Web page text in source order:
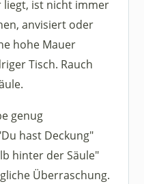
liegt, ist nicht immer
anvisiert oder
hohe Mauer
Tisch. Rauch
genug
hast Deckung"
hinter der Säule"
Überraschung.